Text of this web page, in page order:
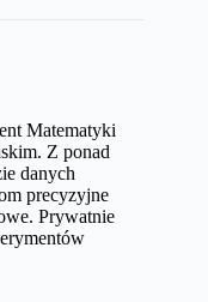
Matematyki
Z ponad
danych
precyzyjne
Prywatnie